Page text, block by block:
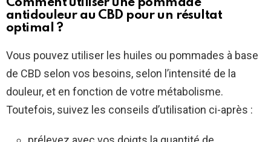
Comment utiliser une pommade
antidouleur au CBD pour un résultat
optimal ?
Vous pouvez utiliser les huiles ou pommades à base
de CBD selon vos besoins, selon l’intensité de la
douleur, et en fonction de votre métabolisme.
Toutefois, suivez les conseils d’utilisation ci-après :